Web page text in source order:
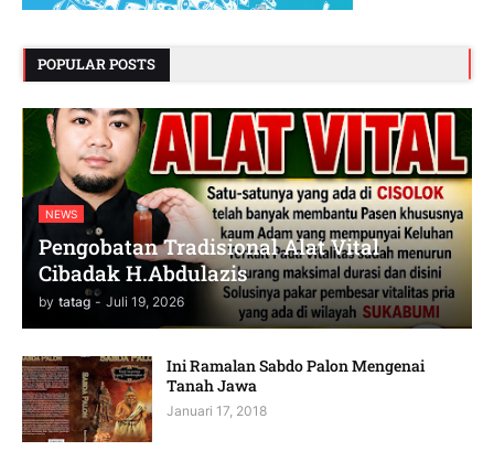
POPULAR POSTS
NEWS
Pengobatan Tradisional Alat Vital
Cibadak H.Abdulazis
by tatag - Juli 19, 2026
Ini Ramalan Sabdo Palon Mengenai
Tanah Jawa
Januari 17, 2018